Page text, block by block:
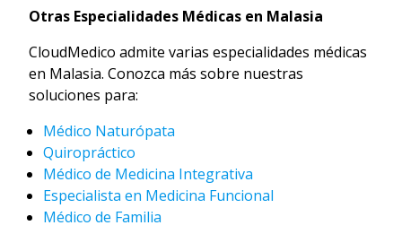
Otras Especialidades Médicas en Malasia
CloudMedico admite varias especialidades médicas
en Malasia. Conozca más sobre nuestras
soluciones para:
Médico Naturópata
Quiropráctico
Médico de Medicina Integrativa
Especialista en Medicina Funcional
Médico de Familia